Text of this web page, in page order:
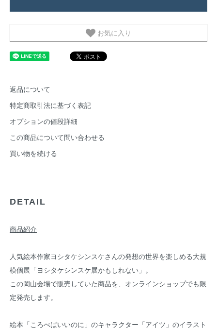
お気に入り
返品について
特定商取引法に基づく表記
オプションの値段詳細
この商品について問い合わせる
買い物を続ける
DETAIL
商品紹介
人気絵本作家ヨシタケシンスケさんの発想の世界を楽しめる大規
模個展「ヨシタケシンスケ展かもしれない」。
この岡山会場で販売していた商品を、オンラインショップでも限
定発売します。
絵本「ころべばいいのに」のキャラクター「アイツ」のイラスト